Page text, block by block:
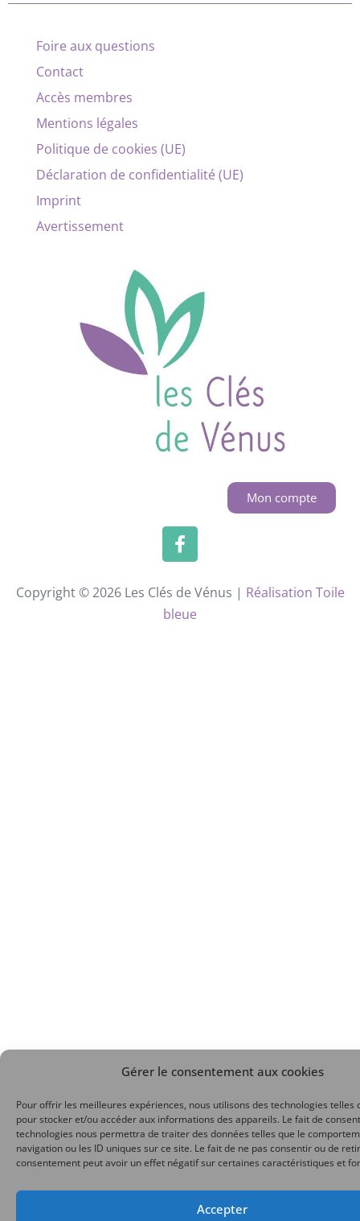
Gérer le consentement aux cookies
Pour offrir les meilleures expériences, nous utilisons des technologies telles
pour stocker et/ou accéder aux informations des appareils. Le fait de
technologies nous permettra de traiter des données telles que le
navigation ou les ID uniques sur ce site. Le fait de ne pas consentir ou de
consentement peut avoir un effet négatif sur certaines caractéristiques et
Accepter
Foire aux questions
Contact
Accès membres
Mentions légales
Politique de cookies (UE)
Déclaration de confidentialité (UE)
Imprint
Avertissement
Mon compte
Copyright © 2026 Les Clés de Vénus | Réalisation Toile
bleue